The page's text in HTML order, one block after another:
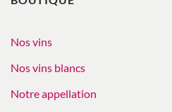
Nos vins
Nos vins blancs
Notre appellation